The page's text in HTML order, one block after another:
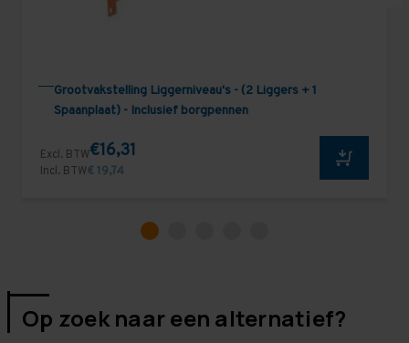
Grootvakstelling Liggerniveau's - (2 Liggers + 1
Spaanplaat) - Inclusief borgpennen
Excl. BTW€16,31
Incl. BTW€ 19,74
Op zoek naar een alternatief?